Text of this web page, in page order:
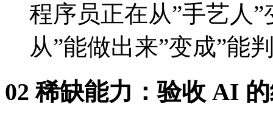
程序员正在从”手艺人
从”能做出来”变成”能
02 稀缺能力：验收 AI